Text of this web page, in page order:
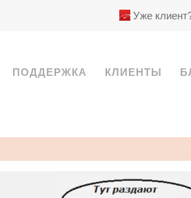
Уже
ПОДДЕРЖКА КЛИЕНТЫ